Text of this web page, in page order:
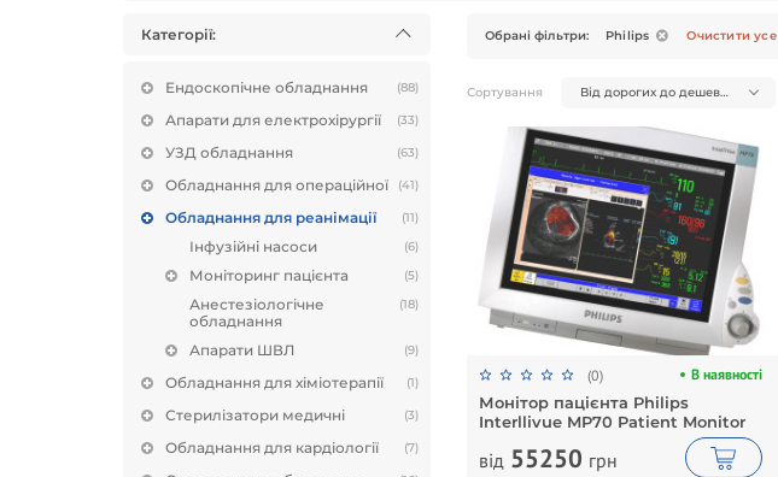
Категорії:
Ендоскопічне обладнання (88)
Апарати для електрохірургії (33)
УЗД обладнання (63)
Обладнання для операційної (41)
Обладнання для реанімації (11)
Інфузійні насоси (6)
Моніторинг пацієнта (5)
Анестезіологічне
обладнання
(18)
Апарати ШВЛ (9)
Обладнання для хіміотерапії (1)
Стерилізатори медичні (3)
Обладнання для кардіології (7)
Обрані фільтри: Philips Очистити усе
Сортування Від дорогих до дешевих
(0) В наявності
Монітор пацієнта Philips
Interllivue MP70 Patient Monitor
від 55250 грн